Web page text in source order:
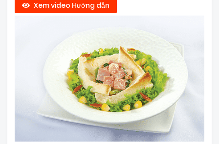
Xem video Hướng dẫn